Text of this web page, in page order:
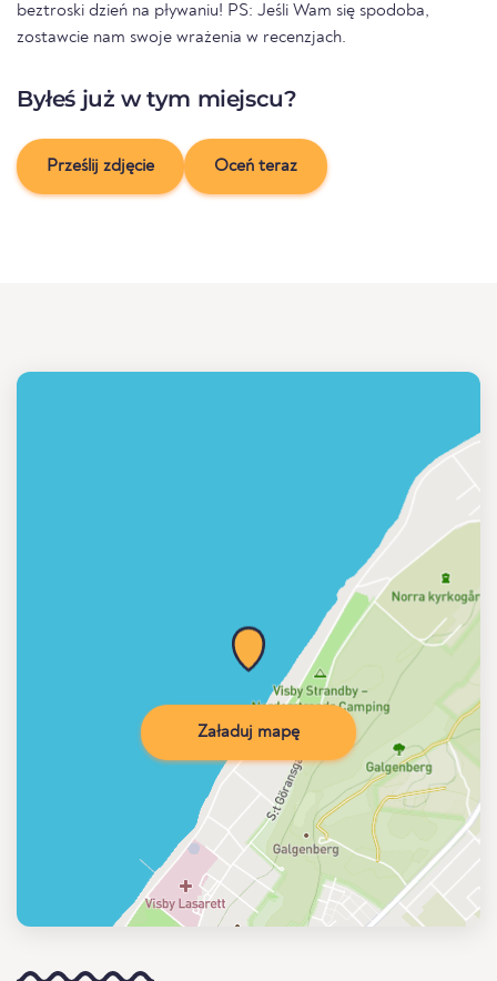
beztroski dzień na pływaniu! PS: Jeśli Wam się spodoba,
zostawcie nam swoje wrażenia w recenzjach.
Byłeś już w tym miejscu?
Prześlij zdjęcie Oceń teraz
Załaduj mapę